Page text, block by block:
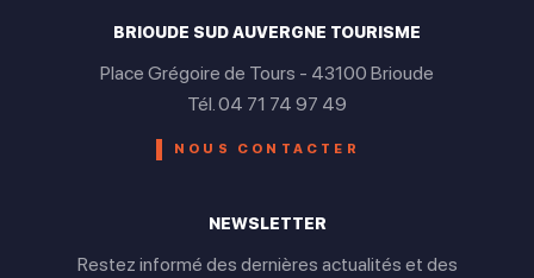
BRIOUDE SUD AUVERGNE TOURISME
Place Grégoire de Tours - 43100 Brioude
Tél. 04 71 74 97 49
NOUS CONTACTER
NEWSLETTER
Restez informé des dernières actualités et des